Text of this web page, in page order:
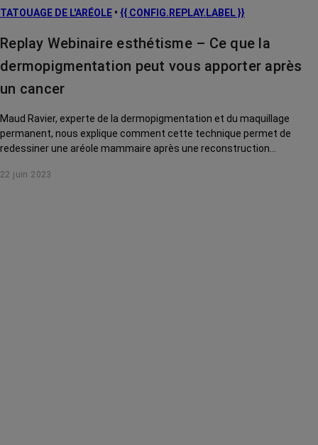
TATOUAGE DE L'ARÉOLE • {{ CONFIG.REPLAY.LABEL }}
Replay Webinaire esthétisme – Ce que la
dermopigmentation peut vous apporter après
un cancer
Maud Ravier, experte de la dermopigmentation et du maquillage
permanent, nous explique comment cette technique permet de
redessiner une aréole mammaire après une reconstruction
chimiothérapie, atténuer une cicatrice de chirurgie...
22 juin 2023